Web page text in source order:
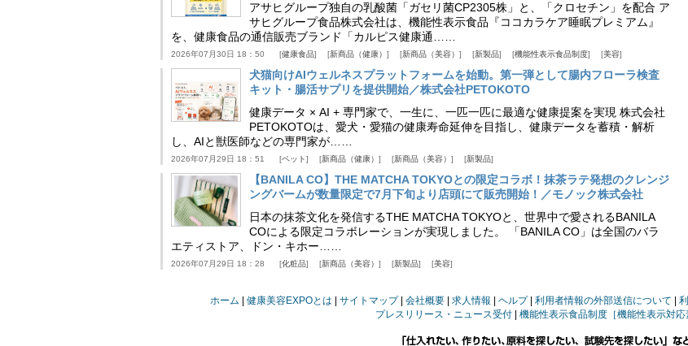
アサヒグループ独自の乳酸菌「ガセリ菌CP2305株」と、「クロセチン」を配合 ア
サヒグループ食品株式会社は、機能性表示食品『ココカラケア睡眠プレミアム』
を、健康食品の通信販売ブランド「カルピス健康通……
2026年07月30日 18：50 健康食品 新商品（健康） 新商品（美容） 新製品 機能性表示食品制度 美容
犬猫向けAIウェルネスプラットフォームを始動。第一弾として腸内フローラ検査
キット・腸活サプリを提供開始／株式会社PETOKOTO
健康データ × AI + 専門家で、一生に、一匹一匹に最適な健康提案を実現 株式会社
PETOKOTOは、愛犬・愛猫の健康寿命延伸を目指し、健康データを蓄積・解析
し、AIと獣医師などの専門家が……
2026年07月29日 18：51 ペット 新商品（健康） 新商品（美容） 新製品
【BANILA CO】THE MATCHA TOKYOとの限定コラボ！抹茶ラテ発想のクレンジ
ングバームが数量限定で7月下旬より店頭にて販売開始！／モノック株式会社
日本の抹茶文化を発信するTHE MATCHA TOKYOと、世界中で愛されるBANILA
COによる限定コラボレーションが実現しました。 「BANILA CO」は全国のバラ
エティストア、ドン・キホー……
2026年07月29日 18：28 化粧品 新商品（美容） 新製品 美容
ホーム 健康美容EXPOとは サイトマップ 会社概要 求人情報 ヘルプ 利用者情報の外部送信について
プレスリリース・ニュース受付
機能性表示食品制度［機能性表示対応